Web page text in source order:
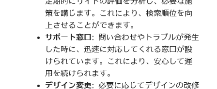
策を講じます。これにより、検索順位を向
上させることができます。
サポート窓口 : 問い合わせやトラブルが発生
した時に、迅速に対応してくれる窓口が設
けられています。これにより、安心して運
用を続けられます。
デザイン変更: 必要に応じてデザインの改修